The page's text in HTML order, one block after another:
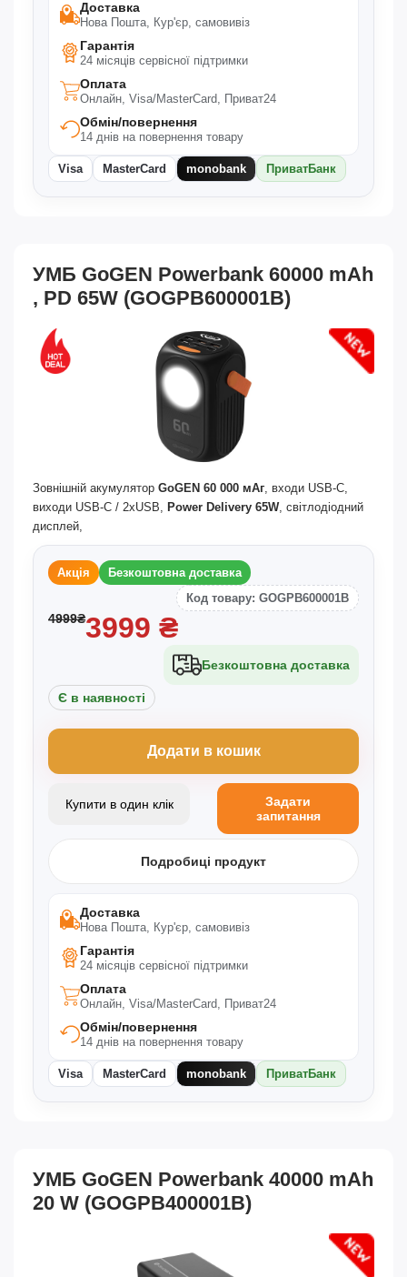
Доставка
Нова Пошта, Кур'єр, самовивіз
Гарантія
24 місяців сервісної підтримки
Оплата
Онлайн, Visa/MasterCard, Приват24
Обмін/повернення
14 днів на повернення товару
Visa MasterCard monobank ПриватБанк
УМБ GoGEN Powerbank 60000 mAh
, PD 65W (GOGPB600001B)
Зовнішній акумулятор GoGEN 60 000 мАг , входи USB-C,
виходи USB-C / 2xUSB, Power Delivery 65W, світлодіодний
дисплей,
Акція
Безкоштовна доставка
Код товару: GOGPB600001B
4999₴3999 ₴
Безкоштовна доставка
Є в наявності
Додати в кошик
Купити в один клік
Задати
запитання
Подробиці продукт
Доставка
Нова Пошта, Кур'єр, самовивіз
Гарантія
24 місяців сервісної підтримки
Оплата
Онлайн, Visa/MasterCard, Приват24
Обмін/повернення
14 днів на повернення товару
Visa MasterCard monobank ПриватБанк
УМБ GoGEN Powerbank 40000 mAh
20 W (GOGPB400001B)